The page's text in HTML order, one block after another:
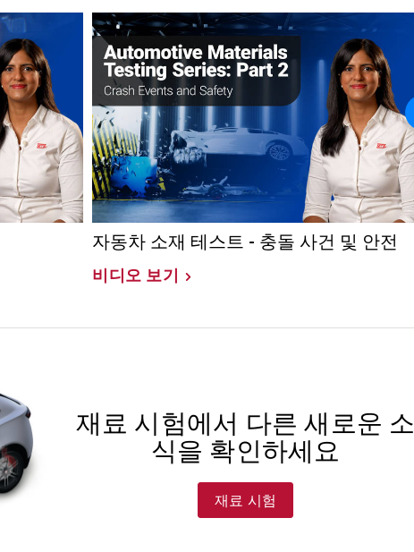
자동차 소재 테스트 - 충돌 사건 및 안전
비디오 보기
재료 시험에서 다른 새로운 소
식을 확인하세요
재료 시험